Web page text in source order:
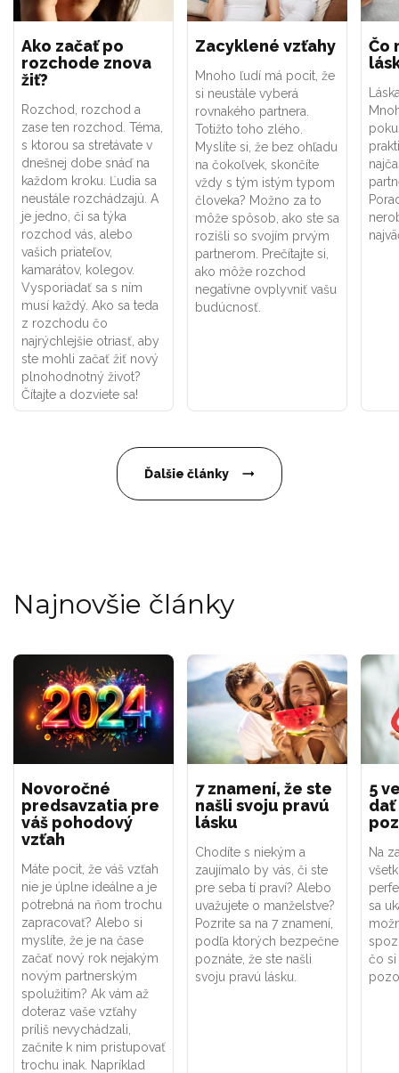
Ako začať po
rozchode znova
žiť?
Rozchod, rozchod a
zase ten rozchod. Téma,
s ktorou sa stretávate v
dnešnej dobe snáď na
každom kroku. Ľudia sa
neustále rozchádzajú. A
je jedno, či sa týka
rozchod vás, alebo
vašich priateľov,
kamarátov, kolegov.
Vysporiadať sa s ním
musí každý. Ako sa teda
z rozchodu čo
najrýchlejšie otriasť, aby
ste mohli začať žiť nový
plnohodnotný život?
Čítajte a dozviete sa!
Zacyklené vzťahy
Mnoho ľudí má pocit, že
si neustále vyberá
rovnakého partnera.
Totižto toho zlého.
Myslíte si, že bez ohľadu
na čokoľvek, skončíte
vždy s tým istým typom
človeka? Možno za to
môže spôsob, ako ste sa
rozišli so svojím prvým
partnerom. Prečítajte si,
ako môže rozchod
negatívne ovplyvniť vašu
budúcnosť.
Čo
Ďalšie články
Najnovšie články
Novoročné
predsavzatia pre
váš pohodový
vzťah
Máte pocit, že váš vzťah
nie je úplne ideálne a je
potrebná na ňom trochu
zapracovať? Alebo si
myslíte, že je na čase
začať nový rok nejakým
novým partnerským
spolužitím? Ak vám až
doteraz vaše vzťahy
príliš nevychádzali,
začnite k nim pristupovať
trochu inak. Napríklad
7 znamení, že ste
našli svoju pravú
lásku
Chodíte s niekým a
zaujímalo by vás, či ste
pre seba tí praví? Alebo
uvažujete o manželstve?
Pozrite sa na 7 znamení,
podľa ktorých bezpečne
poznáte, že ste našli
svoju pravú lásku.
5
dať
Na
sa
čo si